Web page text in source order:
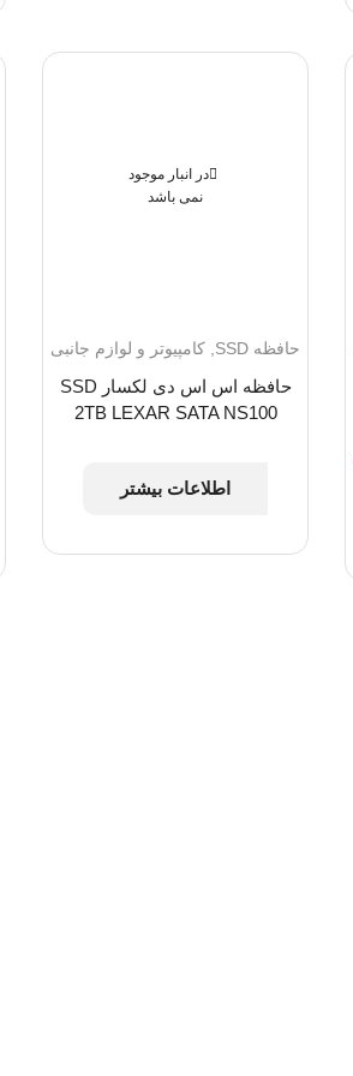
در انبار موجود
نمی باشد
حافظه SSD , کامپیوتر و لوازم جانبی
حافظه اس اس دی لکسار SSD
2TB LEXAR SATA NS100
اطلاعات بیشتر